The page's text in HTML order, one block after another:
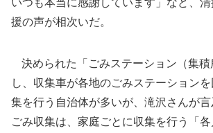
援の声が相次いだ。
決められた「ごみステーション（集積
し、収集車が各地のごみステーション
集を行う自治体が多いが、滝沢さんが
ごみ収集は、家庭ごとに収集を行う「